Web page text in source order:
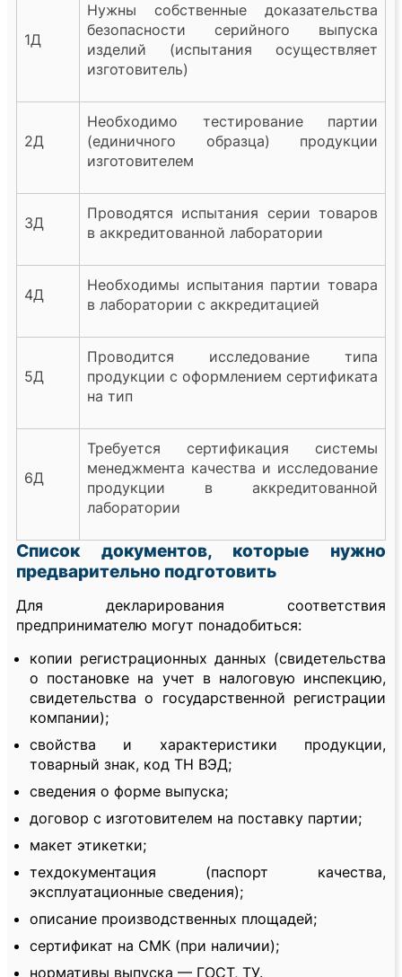
1Д
Нужны собственные доказательства
безопасности серийного выпуска
изделий (испытания осуществляет
изготовитель)
2Д
Необходимо тестирование партии
(единичного образца) продукции
изготовителем
3Д
Проводятся испытания серии товаров
в аккредитованной лаборатории
4Д
Необходимы испытания партии товара
в лаборатории с аккредитацией
5Д
Проводится исследование типа
продукции с оформлением сертификата
на тип
6Д
Требуется сертификация системы
менеджмента качества и исследование
продукции в аккредитованной
лаборатории
Список документов, которые нужно
предварительно подготовить
Для декларирования соответствия
предпринимателю могут понадобиться:
копии регистрационных данных (свидетельства
о постановке на учет в налоговую инспекцию,
свидетельства о государственной регистрации
компании);
свойства и характеристики продукции,
товарный знак, код ТН ВЭД;
сведения о форме выпуска;
договор с изготовителем на поставку партии;
макет этикетки;
техдокументация (паспорт качества,
эксплуатационные сведения);
описание производственных площадей;
сертификат на СМК (при наличии);
нормативы выпуска — ГОСТ, ТУ.